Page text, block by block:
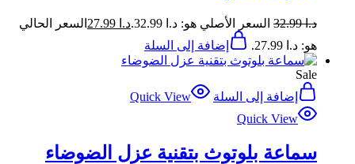
د.ا32.99 السعر الأصلي هو: د.ا 32.99. د.ا
السعر الحالي
هو: د.ا 27.99.
إضافة إلى السلة
Sale
إضافة إلى السلة
Quick View
Quick View
سماعة بلوتوث بتقنية عزل الضوضاء